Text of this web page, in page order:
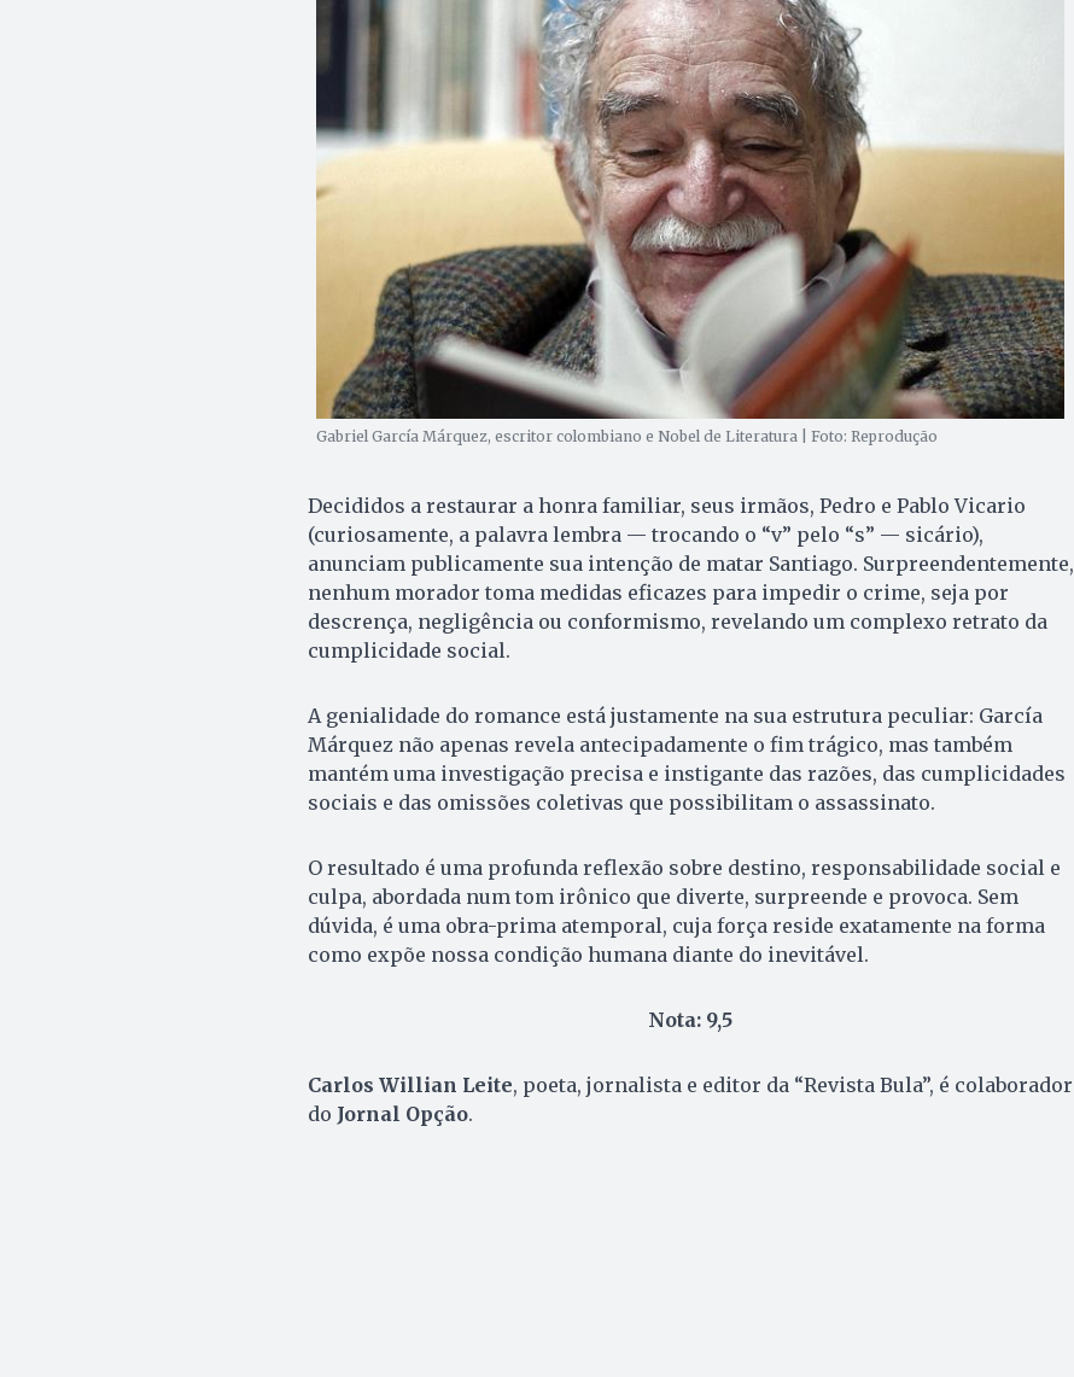
Gabriel García Márquez, escritor colombiano e Nobel de Literatura | Foto: Reprodução
Decididos a restaurar a honra familiar, seus irmãos, Pedro e Pablo Vicario
(curiosamente, a palavra lembra — trocando o “v” pelo “s” — sicário),
anunciam publicamente sua intenção de matar Santiago. Surpreendentemente,
nenhum morador toma medidas eficazes para impedir o crime, seja por
descrença, negligência ou conformismo, revelando um complexo retrato da
cumplicidade social.
A genialidade do romance está justamente na sua estrutura peculiar: García
Márquez não apenas revela antecipadamente o fim trágico, mas também
mantém uma investigação precisa e instigante das razões, das cumplicidades
sociais e das omissões coletivas que possibilitam o assassinato.
O resultado é uma profunda reflexão sobre destino, responsabilidade social e
culpa, abordada num tom irônico que diverte, surpreende e provoca. Sem
dúvida, é uma obra-prima atemporal, cuja força reside exatamente na forma
como expõe nossa condição humana diante do inevitável.
Nota: 9,5
Carlos Willian Leite, poeta, jornalista e editor da “Revista Bula”, é colaborador
do Jornal Opção.